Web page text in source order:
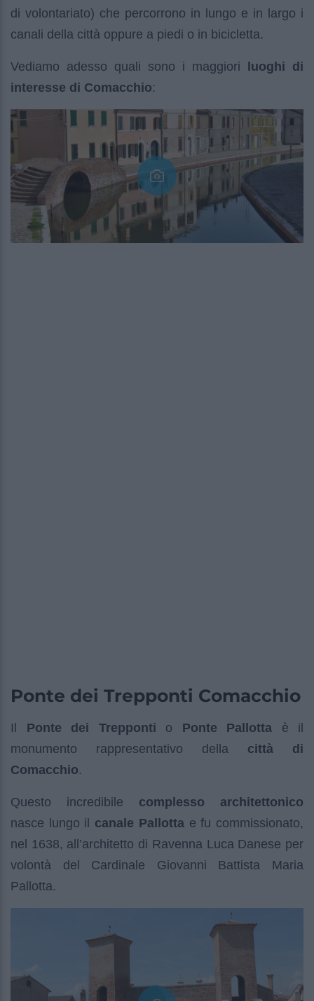
di volontariato) che percorrono in lungo e in largo i
canali della città oppure a piedi o in bicicletta.
Vediamo adesso quali sono i maggiori luoghi di
interesse di Comacchio:
Ponte dei Trepponti Comacchio
Il Ponte dei Trepponti o Ponte Pallotta è il
monumento rappresentativo della città di
Comacchio.
Questo incredibile complesso architettonico
nasce lungo il canale Pallottae fu commissionato,
nel 1638, all’architetto di Ravenna Luca Danese per
volontà del Cardinale Giovanni Battista Maria
Pallotta.